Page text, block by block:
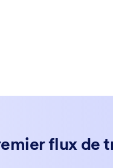
flux de